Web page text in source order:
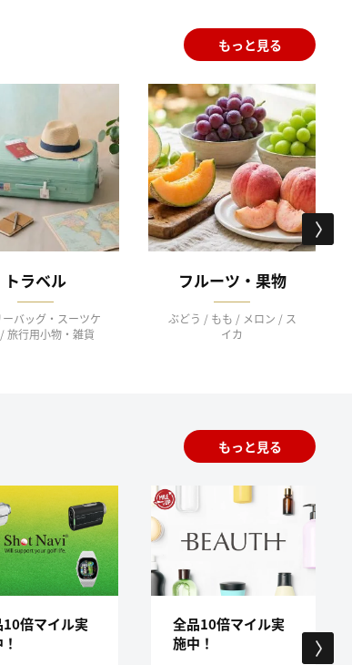
もっと見る
トラベル
ーバッグ・スーツケ
旅行用小物・雑貨
フルーツ・果物
ぶどう / もも / メロン / ス
イカ
もっと見る
10倍マイル実
全品10倍マイル実
施中！